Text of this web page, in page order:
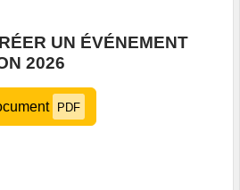
UN ÉVÉNEMENT
2026
PDF